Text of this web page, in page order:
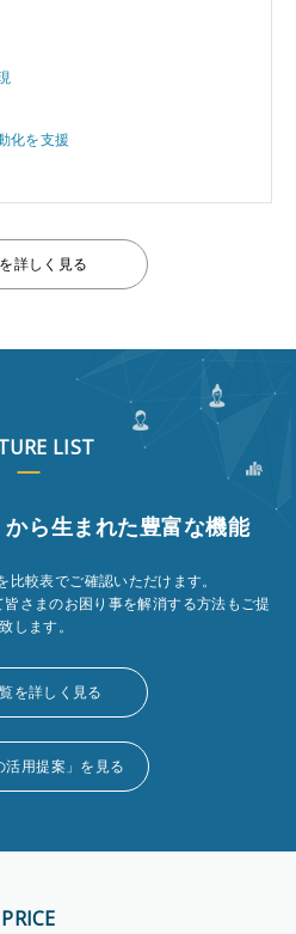
化を支援
詳しく見る
LIST
ら生まれた豊富な機能
較表でご確認いただけます。
さまのお困り事を解消する方法もご提
します。
を詳しく見る
活用提案」を見る
PRICE